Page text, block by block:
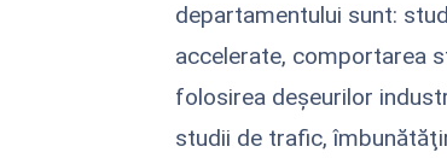
departamentului sunt:
accelerate, comportarea
folosirea deşeurilor
studii de trafic,